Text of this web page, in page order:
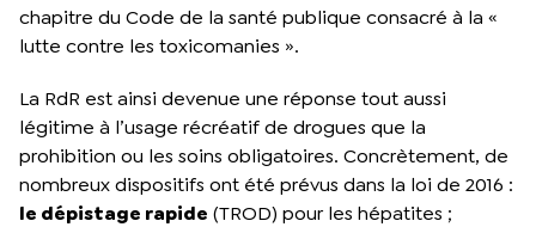
chapitre du Code de la santé publique consacré à la «
lutte contre les toxicomanies ».
La RdR est ainsi devenue une réponse tout aussi
légitime à l’usage récréatif de drogues que la
prohibition ou les soins obligatoires. Concrètement, de
nombreux dispositifs ont été prévus dans la loi de 2016 :
le dépistage rapide (TROD) pour les hépatites ;